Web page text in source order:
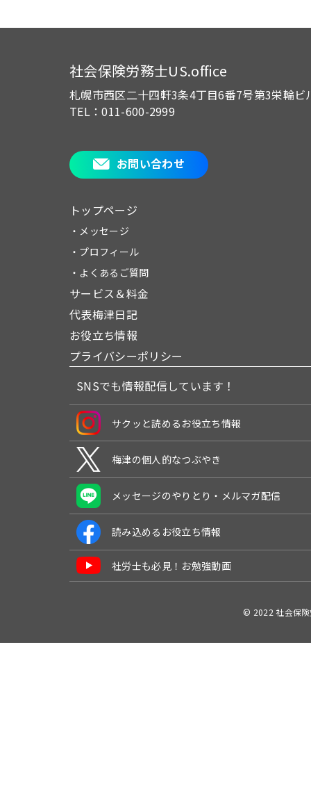
社会保険労務士US.office
札幌市西区二十四軒3条4丁目6番7号第3栄輪ビ
TEL：011-600-2999
お問い合わせ
トップページ
・メッセージ
・プロフィール
・よくあるご質問
サービス＆料金
代表梅津日記
お役立ち情報
プライバシーポリシー
SNSでも情報配信しています！
サクッと読めるお役立ち情報
梅津の個人的なつぶやき
メッセージのやりとり・メルマガ配信
読み込めるお役立ち情報
社労士も必見！お勉強動画
© 2022 社会保